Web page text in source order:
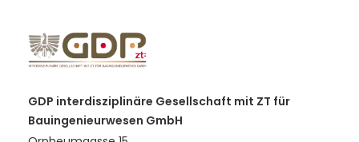
GDP interdisziplinäre Gesellschaft mit ZT für
Bauingenieurwesen GmbH